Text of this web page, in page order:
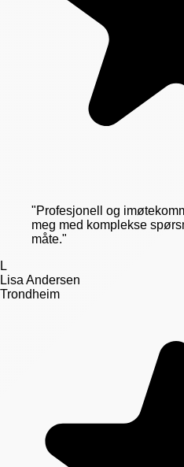
"Profesjonell og
meg med komplekse
måte."
L
Lisa Andersen
Trondheim